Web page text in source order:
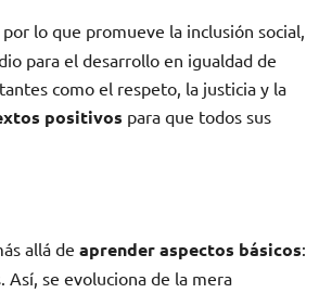
, por lo que promueve la inclusión social,
para el desarrollo en igualdad de
como el respeto, la justicia y la
positivos para que todos sus
allá deaprender aspectos básicos:
Así, se evoluciona de la mera